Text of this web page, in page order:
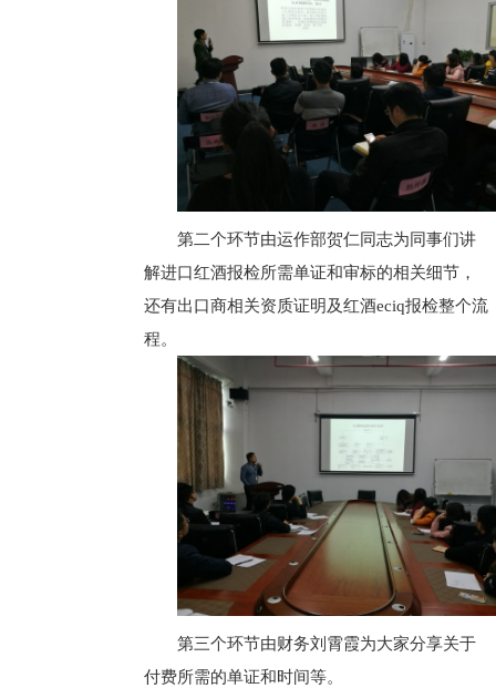
第二个环节由运作部贺仁同志为同事们讲
解进口红酒报检所需单证和审标的相关细节，
还有出口商相关资质证明及红酒eciq报检整个流
程。
第三个环节由财务刘霄霞为大家分享关于
付费所需的单证和时间等。